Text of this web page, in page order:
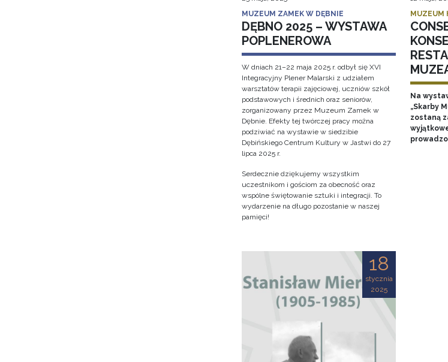
MUZEUM ZAMEK W DĘBNIE
DĘBNO 2025 – WYSTAWA
POPLENEROWA
W dniach 21–22 maja 2025 r. odbył się XVI
Integracyjny Plener Malarski z udziałem
warsztatów terapii zajęciowej, uczniów szkół
podstawowych i średnich oraz seniorów,
zorganizowany przez Muzeum Zamek w
Dębnie. Efekty tej twórczej pracy można
podziwiać na wystawie w siedzibie
Dębińskiego Centrum Kultury w Jastwi do 27
lipca 2025 r.
Serdecznie dziękujemy wszystkim
uczestnikom i gościom za obecność oraz
wspólne świętowanie sztuki i integracji. To
wydarzenie na długo pozostanie w naszej
pamięci!
MUZEUM
Na
„Skarby
zostaną
18
stycznia
2025